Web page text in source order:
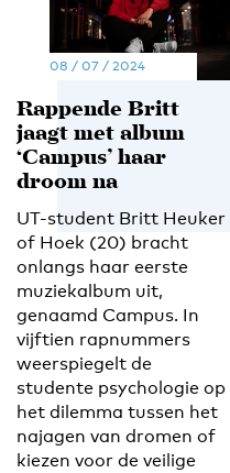
08 / 07 / 2024
Rappende Britt
jaagt met album
‘Campus’ haar
droom na
UT-student Britt Heuker
of Hoek (20) bracht
onlangs haar eerste
muziekalbum uit,
genaamd Campus. In
vijftien rapnummers
weerspiegelt de
studente psychologie op
het dilemma tussen het
najagen van dromen of
kiezen voor de veilige